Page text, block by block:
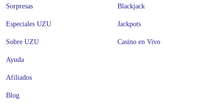
Sorpresas
Especiales UZU
Sobre UZU
Ayuda
Afiliados
Blog
Blackjack
Jackpots
Casino en Vivo